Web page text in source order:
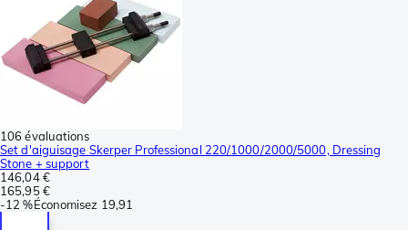
106 évaluations
Set d'aiguisage Skerper Professional 220/1000/2000/5000, Dressing
Stone + support
146,04 €
165,95 €
-12 %Économisez 19,91